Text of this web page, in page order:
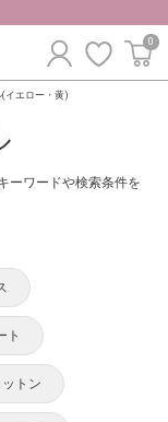
0
(イエロー・黄)
ーワードや検索条件を
ト
トン